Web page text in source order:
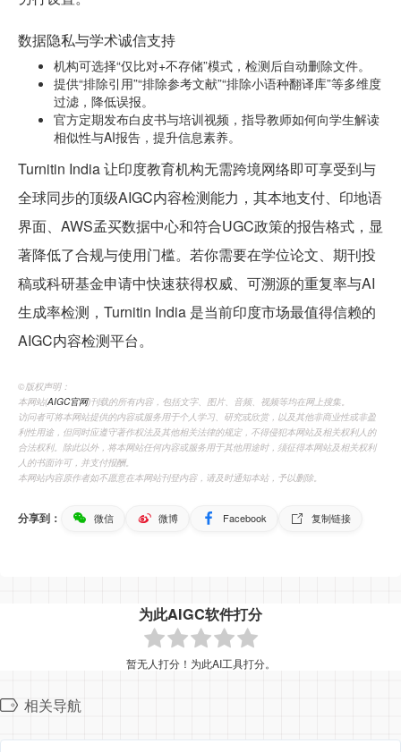
数据隐私与学术诚信支持
机构可选择“仅比对+不存储”模式，检测后自动删除文件。
提供“排除引用”“排除参考文献”“排除小语种翻译库”等多维度
过滤，降低误报。
官方定期发布白皮书与培训视频，指导教师如何向学生解读
相似性与AI报告，提升信息素养。
Turnitin India 让印度教育机构无需跨境网络即可享受到与
全球同步的顶级AIGC内容检测能力，其本地支付、印地语
界面、AWS孟买数据中心和符合UGC政策的报告格式，显
著降低了合规与使用门槛。若你需要在学位论文、期刊投
稿或科研基金申请中快速获得权威、可溯源的重复率与AI
生成率检测，Turnitin India 是当前印度市场最值得信赖的
AIGC内容检测平台。
©️版权声明：
本网站(AIGC官网)刊载的所有内容，包括文字、图片、音频、视频等均在网上搜集。
访问者可将本网站提供的内容或服务用于个人学习、研究或欣赏，以及其他非商业性或非盈
利性用途，但同时应遵守著作权法及其他相关法律的规定，不得侵犯本网站及相关权利人的
合法权利。除此以外，将本网站任何内容或服务用于其他用途时，须征得本网站及相关权利
人的书面许可，并支付报酬。
本网站内容原作者如不愿意在本网站刊登内容，请及时通知本站，予以删除。
分享到： 微信 微博 Facebook 复制链接
为此AIGC软件打分
暂无人打分！为此AI工具打分。
相关导航